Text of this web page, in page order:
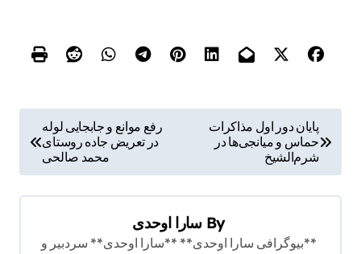
ه
ب
پایان دور اول مذاکرات
حماس و میانجی‌ها در
شرم‌الشیخ
رفع موانع و جابجایی لوله
در تعریض جاده روستای
محمد صالحی
By سارا اوحدی
**بیوگرافی سارا اوحدی** **سارا اوحدی** سردبیر و